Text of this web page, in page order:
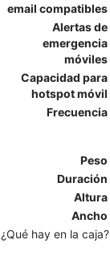
email compatibles
Alertas de
emergencia
móviles
Capacidad para
hotspot móvil
Frecuencia
Peso
Duración
Altura
Ancho
¿Qué hay en la caja?